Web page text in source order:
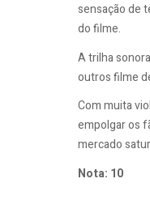
sensação de
do filme.
A trilha
outros filme
Com muita
empolgar os
mercado
Nota: 10